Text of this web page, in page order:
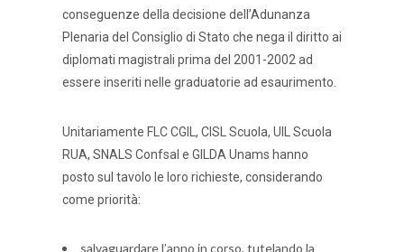
conseguenze della decisione dell’Adunanza
Plenaria del Consiglio di Stato che nega il diritto ai
diplomati magistrali prima del 2001-2002 ad
essere inseriti nelle graduatorie ad esaurimento.
Unitariamente FLC CGIL, CISL Scuola, UIL Scuola
RUA, SNALS Confsal e GILDA Unams hanno
posto sul tavolo le loro richieste, considerando
come priorità:
salvaguardare l’anno in corso, tutelando la